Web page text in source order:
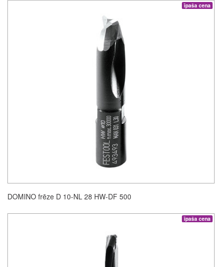
īpaša cena
DOMINO frēze D 10-NL 28 HW-DF 500
īpaša cena